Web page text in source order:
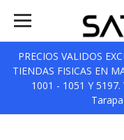
PRECIOS VALIDOS
TIENDAS FISICAS EN
1001 - 1051 Y